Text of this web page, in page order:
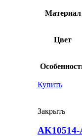
Материал
Цвет
Купить
Закрыть
AK10514-